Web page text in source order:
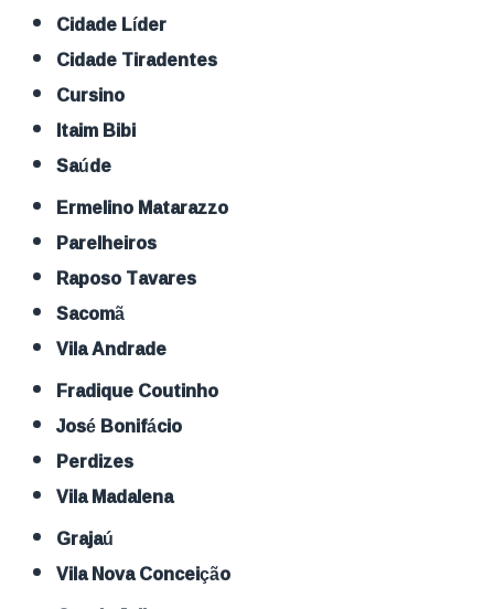
Cidade Líder
Cidade Tiradentes
Cursino
Itaim Bibi
Saúde
Ermelino Matarazzo
Parelheiros
Raposo Tavares
Sacomã
Vila Andrade
Fradique Coutinho
José Bonifácio
Perdizes
Vila Madalena
Grajaú
Vila Nova Conceição